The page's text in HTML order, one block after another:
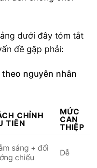
dưới đây tóm tắt
đề gặp phải:
theo nguyên nhân
CHỈNH
TIÊN
MỨC
CAN
THIỆP
sáng + đổi
chiếu
Dễ